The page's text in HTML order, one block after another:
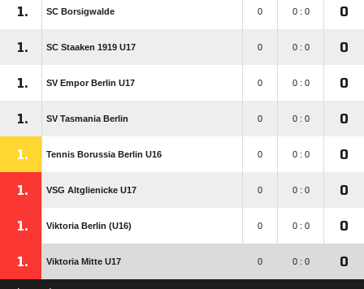
1. SC Borsigwalde 0 0 : 0 0
1. SC Staaken 1919 U17 0 0 : 0 0
1. SV Empor Berlin U17 0 0 : 0 0
1. SV Tasmania Berlin 0 0 : 0 0
1. Tennis Borussia Berlin U16 0 0 : 0 0
1. VSG Altglienicke U17 0 0 : 0 0
1. Viktoria Berlin (U16) 0 0 : 0 0
1. Viktoria Mitte U17 0 0 : 0 0